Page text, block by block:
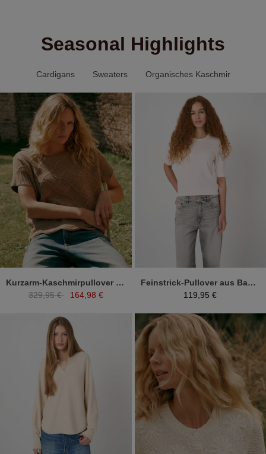
Seasonal Highlights
Cardigans Sweaters Organisches Kaschmir
Kurzarm-Kaschmirpullover mit Pointelle-Lochmuster
329,95 €
164,98 €
Feinstrick-Pullover aus Baumwoll-Viskose
119,95 €